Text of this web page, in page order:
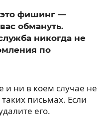
это фишинг —
обмануть.
никогда не
по
и ни в коем случае не
письмах. Если
его.